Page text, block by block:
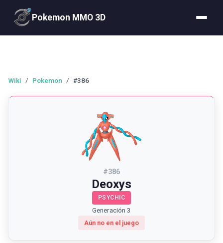
Pokemon MMO 3D
Wiki / Pokemon / #386
#386
Deoxys
PSYCHIC
Generación 3
Aún no en el juego